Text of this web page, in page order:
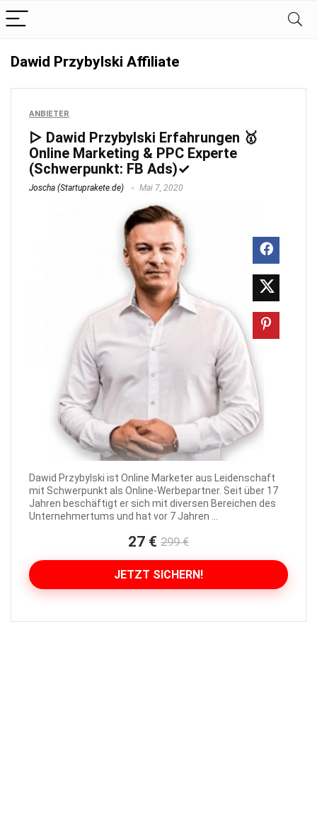
Dawid Przybylski Affiliate
ANBIETER
▷ Dawid Przybylski Erfahrungen 🥇
Online Marketing & PPC Experte
(Schwerpunkt: FB Ads)✓
Joscha (Startuprakete.de) Mai 7, 2020
Dawid Przybylski ist Online Marketer aus Leidenschaft
mit Schwerpunkt als Online-Werbepartner. Seit über 17
Jahren beschäftigt er sich mit diversen Bereichen des
Unternehmertums und hat vor 7 Jahren ...
27 € 299 €
JETZT SICHERN!